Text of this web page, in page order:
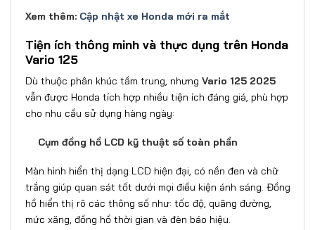
Xem thêm: Cập nhật xe Honda mới ra mắt
Tiện ích thông minh và thực dụng trên Honda
Vario 125
Dù thuộc phân khúc tầm trung, nhưng Vario 125 2025
vẫn được Honda tích hợp nhiều tiện ích đáng giá, phù hợp
cho nhu cầu sử dụng hàng ngày:
Cụm đồng hồ LCD kỹ thuật số toàn phần
Màn hình hiển thị dạng LCD hiện đại, có nền đen và chữ
trắng giúp quan sát tốt dưới mọi điều kiện ánh sáng. Đồng
hồ hiển thị rõ các thông số như: tốc độ, quãng đường,
mức xăng, đồng hồ thời gian và đèn báo hiệu.